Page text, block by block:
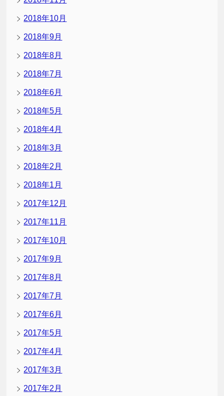
2018年10月
2018年9月
2018年8月
2018年7月
2018年6月
2018年5月
2018年4月
2018年3月
2018年2月
2018年1月
2017年12月
2017年11月
2017年10月
2017年9月
2017年8月
2017年7月
2017年6月
2017年5月
2017年4月
2017年3月
2017年2月